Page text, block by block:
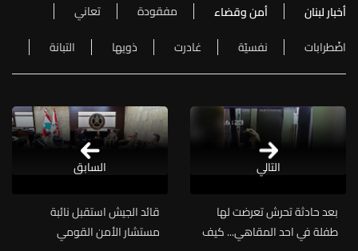
أخبار لبنان أمن وقضاء مفقودة
تعاني
اضّطرابات
نفسيّة غادرت ذويها التبانة
التالي
بعد حادثة تحرش تعرضت لها
طفلة في احد المقاهي... كيف
قائد الجيش استقبل نائبة
مستشار الأمن القومي
السابق